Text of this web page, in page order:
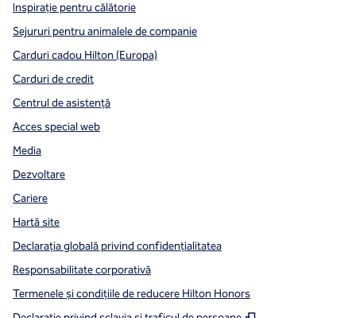
Inspirație pentru călătorie
Sejururi pentru animalele de companie
Carduri cadou Hilton (Europa)
Carduri de credit
Centrul de asistență
Acces special web
Media
Dezvoltare
Cariere
Hartă site
Declarația globală privind confidenţialitatea
Responsabilitate corporativă
Termenele și condițiile de reducere Hilton Honors